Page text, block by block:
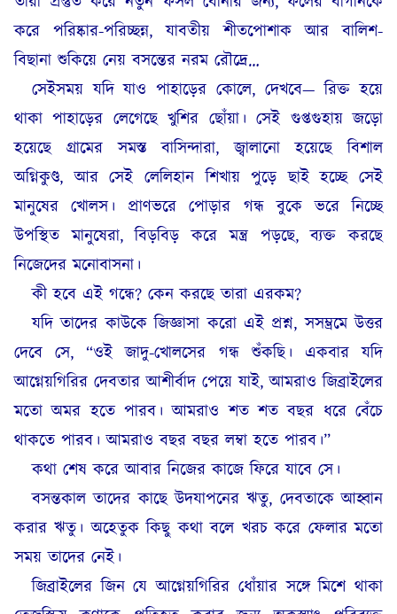
করে পরিষ্কার-পরিচ্ছন্ন, যাবতীয় শীতপোশাক আর বালিশ-
বিছানা শুকিয়ে নেয় বসন্তের নরম রৌদ্রে…
সেইসময় যদি যাও পাহাড়ের কোলে, দেখবে— রিক্ত হয়ে
থাকা পাহাড়ের লেগেছে খুশির ছোঁয়া। সেই গুপ্তগুহায় জড়ো
হয়েছে গ্রামের সমস্ত বাসিন্দারা, জ্বালানো হয়েছে বিশাল
অগ্নিকুণ্ড, আর সেই লেলিহান শিখায় পুড়ে ছাই হচ্ছে সেই
মানুষের খোলস। প্রাণভরে পোড়ার গন্ধ বুকে ভরে নিচ্ছে
উপস্থিত মানুষেরা, বিড়বিড় করে মন্ত্র পড়ছে, ব্যক্ত করছে
নিজেদের মনোবাসনা।
কী হবে এই গন্ধে? কেন করছে তারা এরকম?
যদি তাদের কাউকে জিজ্ঞাসা করো এই প্রশ্ন, সসম্ভ্রমে উত্তর
দেবে সে, “ওই জাদু-খোলসের গন্ধ শুঁকছি। একবার যদি
আগ্নেয়গিরির দেবতার আশীর্বাদ পেয়ে যাই, আমরাও জিব্রাইলের
মতো অমর হতে পারব। আমরাও শত শত বছর ধরে বেঁচে
থাকতে পারব। আমরাও বছর বছর লম্বা হতে পারব।”
কথা শেষ করে আবার নিজের কাজে ফিরে যাবে সে।
বসন্তকাল তাদের কাছে উদযাপনের ঋতু, দেবতাকে আহ্বান
করার ঋতু। অহেতুক কিছু কথা বলে খরচ করে ফেলার মতো
সময় তাদের নেই।
জিব্রাইলের জিন যে আগ্নেয়গিরির ধোঁয়ার সঙ্গে মিশে থাকা